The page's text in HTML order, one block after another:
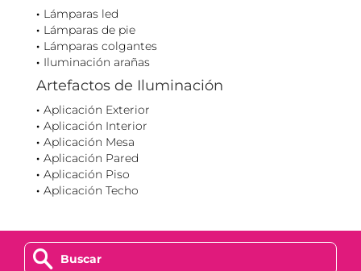
Lámparas led
Lámparas de pie
Lámparas colgantes
Iluminación arañas
Artefactos de Iluminación
Aplicación Exterior
Aplicación Interior
Aplicación Mesa
Aplicación Pared
Aplicación Piso
Aplicación Techo
z